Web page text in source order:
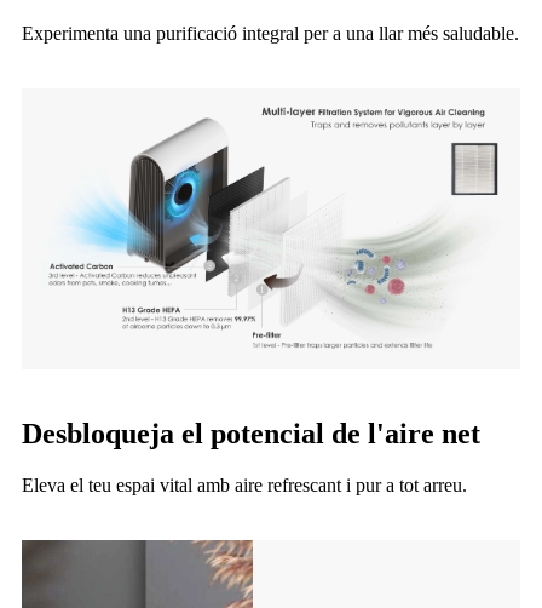
Experimenta una purificació integral per a una llar més saludable.
Desbloqueja el potencial de l'aire net
Eleva el teu espai vital amb aire refrescant i pur a tot arreu.